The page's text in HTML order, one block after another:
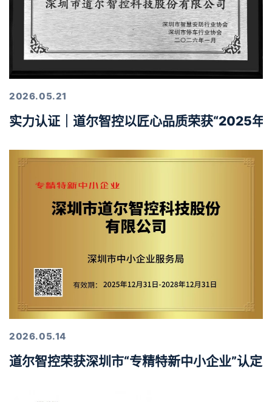
2026.05.21
实力认证｜道尔智控以匠心品质荣获“2025年
2026.05.14
道尔智控荣获深圳市“专精特新中小企业”认定